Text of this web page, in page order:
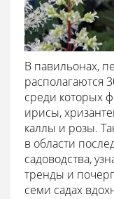
В павильонах,
располагаются
среди которых
ирисы,
каллы и розы.
в области
садоводства,
тренды и
семи садах